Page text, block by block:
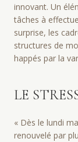
innovant. Un
tâches à
surprise, les
structures de
happés par la
LE
« Dès le lundi
renouvelé par